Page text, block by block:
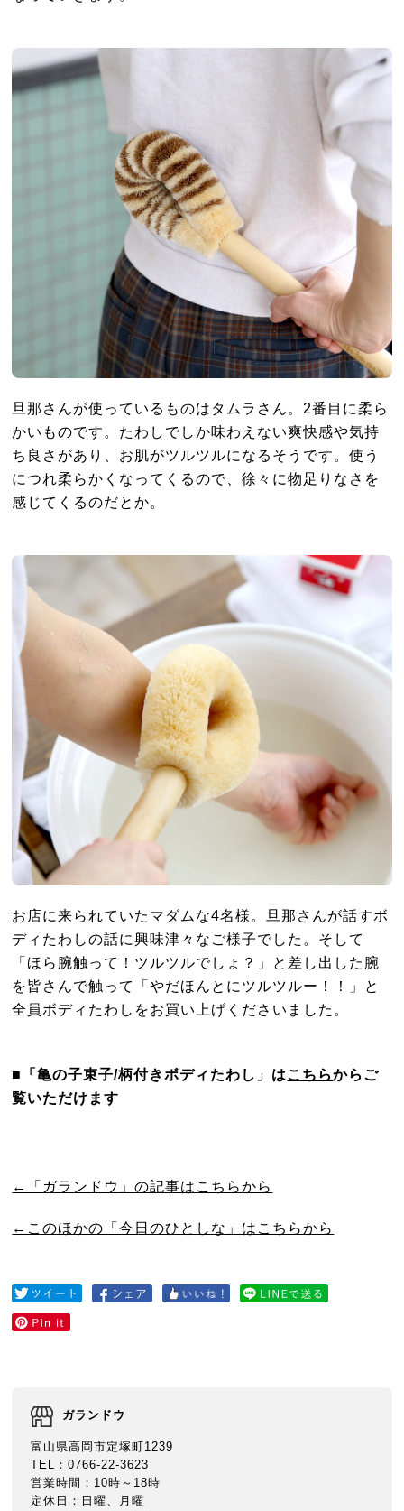
旦那さんが使っているものはタムラさん。2番目に柔ら
かいものです。たわしでしか味わえない爽快感や気持
ち良さがあり、お肌がツルツルになるそうです。使う
につれ柔らかくなってくるので、徐々に物足りなさを
感じてくるのだとか。
お店に来られていたマダムな4名様。旦那さんが話すボ
ディたわしの話に興味津々なご様子でした。そして
「ほら腕触って！ツルツルでしょ？」と差し出した腕
を皆さんで触って「やだほんとにツルツルー！！」と
全員ボディたわしをお買い上げくださいました。
■「亀の子束子/柄付きボディたわし」はこちらからご
覧いただけます
←「ガランドウ」の記事はこちらから
←このほかの「今日のひとしな」はこちらから
ガランドウ
富山県高岡市定塚町1239
TEL：0766-22-3623
営業時間：10時～18時
定休日：日曜、月曜